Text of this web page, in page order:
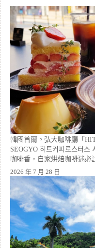
韓國首爾。弘大咖啡廳「
SEOGYO 히트커피로스터
咖啡香，自家烘焙咖啡迷必
2026 年 7 月 28 日